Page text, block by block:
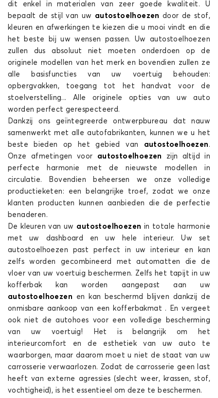
Stoelhoezen voor MITSUBISHI PAJERO
dit enkel in materialen van zeer goede kwaliteit. U
bepaalt de stijl van uw autostoelhoezendoor de stof,
kleuren en afwerkingen te kiezen die u mooi vindt en die
het beste bij uw wensen passen. Uw autostoelhoezen
zullen dus absoluut niet moeten onderdoen op de
originele modellen van het merk en bovendien zullen ze
alle basisfuncties van uw voertuig behouden:
opbergvakken, toegang tot het handvat voor de
stoelverstelling... Alle originele opties van uw auto
worden perfect gerespecteerd.
Dankzij ons geïntegreerde ontwerpbureau dat nauw
samenwerkt met alle autofabrikanten, kunnen we u het
beste bieden op het gebied van autostoelhoezen .
Onze afmetingen voor autostoelhoezen zijn altijd in
perfecte harmonie met de nieuwste modellen in
circulatie. Bovendien beheersen we onze volledige
productieketen: een belangrijke troef, zodat we onze
klanten producten kunnen aanbieden die de perfectie
benaderen.
De kleuren van uw autostoelhoezen in totale harmonie
met uw dashboard en uw hele interieur. Uw set
autostoelhoezen past perfect in uw interieur en kan
zelfs worden gecombineerd met automatten die de
vloer van uw voertuig beschermen. Zelfs het tapijt in uw
kofferbak kan worden aangepast aan uw
autostoelhoezen en kan beschermd blijven dankzij de
onmisbare aankoop van een kofferbakmat . En vergeet
ook niet de autohoes voor een volledige bescherming
van uw voertuig! Het is belangrijk om het
interieurcomfort en de esthetiek van uw auto te
waarborgen, maar daarom moet u niet de staat van uw
carrosserie verwaarlozen. Zodat de carrosserie geen last
heeft van externe agressies (slecht weer, krassen, stof,
vochtigheid), is het essentieel om deze te beschermen.